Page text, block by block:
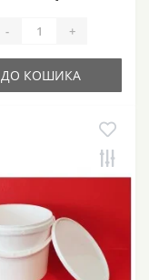
- +
ДО КОШИКА